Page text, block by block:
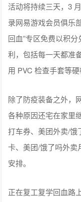
活动将持续三天，3
录网易游戏会员俱乐
回血”专区免费以积
利，包括每一天都准
用 PVC 检查手套等硬
除了防疫装备之外，
各种原因还宅在家里
打车券、美团外卖/饿
卡、美团/饿了吗外
安排。
正在复工复学回血路